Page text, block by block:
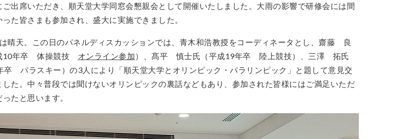
ご出席いただき、順天堂大学同窓会懇親会として開催いたしました。大雨の影響で研修会には間
た皆さまも参加され、盛大に実施できました。
晴天。この日のパネルディスカッションでは、青木和浩教授をコーディネータとし、齋藤 良
10年卒 体操競技 オンライン参加）、髙平 慎士氏（平成19年卒 陸上競技）、三澤 拓氏
卒 パラスキー）の3人により「順天堂大学とオリンピック・パラリンピック」と題して意見交
した。中々普段では聞けないオリンピックの裏話などもあり、参加された皆様にはご満足いただ
たと思います。